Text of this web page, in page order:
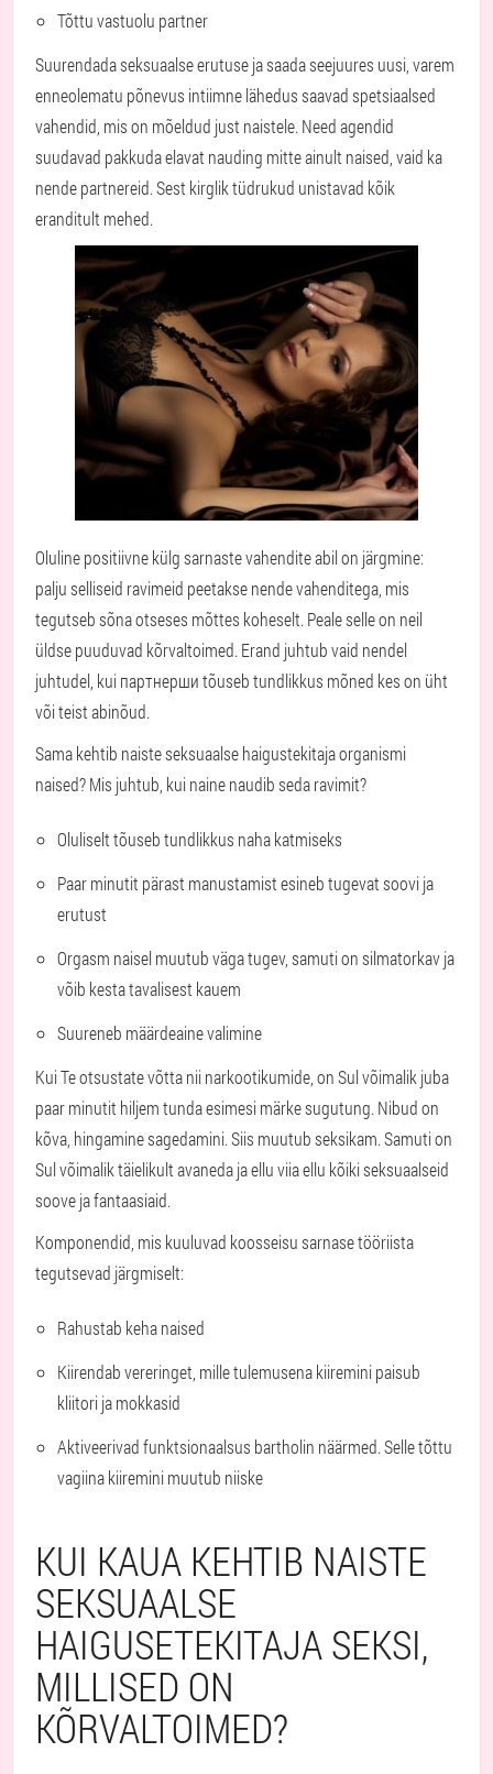
Tõttu vastuolu partner
Suurendada seksuaalse erutuse ja saada seejuures uusi, varem
enneolematu põnevus intiimne lähedus saavad spetsiaalsed
vahendid, mis on mõeldud just naistele. Need agendid
suudavad pakkuda elavat nauding mitte ainult naised, vaid ka
nende partnereid. Sest kirglik tüdrukud unistavad kõik
eranditult mehed.
Oluline positiivne külg sarnaste vahendite abil on järgmine:
palju selliseid ravimeid peetakse nende vahenditega, mis
tegutseb sõna otseses mõttes koheselt. Peale selle on neil
üldse puuduvad kõrvaltoimed. Erand juhtub vaid nendel
juhtudel, kui партнерши tõuseb tundlikkus mõned kes on üht
või teist abinõud.
Sama kehtib naiste seksuaalse haigustekitaja organismi
naised? Mis juhtub, kui naine naudib seda ravimit?
Oluliselt tõuseb tundlikkus naha katmiseks
Paar minutit pärast manustamist esineb tugevat soovi ja
erutust
Orgasm naisel muutub väga tugev, samuti on silmatorkav ja
võib kesta tavalisest kauem
Suureneb määrdeaine valimine
Kui Te otsustate võtta nii narkootikumide, on Sul võimalik juba
paar minutit hiljem tunda esimesi märke sugutung. Nibud on
kõva, hingamine sagedamini. Siis muutub seksikam. Samuti on
Sul võimalik täielikult avaneda ja ellu viia ellu kõiki seksuaalseid
soove ja fantaasiaid.
Komponendid, mis kuuluvad koosseisu sarnase tööriista
tegutsevad järgmiselt:
Rahustab keha naised
Kiirendab vereringet, mille tulemusena kiiremini paisub
kliitori ja mokkasid
Aktiveerivad funktsionaalsus bartholin näärmed. Selle tõttu
vagiina kiiremini muutub niiske
KUI KAUA KEHTIB NAISTE
SEKSUAALSE
HAIGUSETEKITAJA SEKSI,
MILLISED ON
KÕRVALTOIMED?